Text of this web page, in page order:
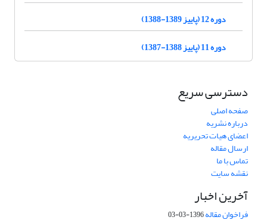
دوره 12 (پاییز 1389-1388)
دوره 11 (پاییز 1388-1387)
دسترسی سریع
صفحه اصلی
درباره نشریه
اعضای هیات تحریریه
ارسال مقاله
تماس با ما
نقشه سایت
آخرین اخبار
فراخوان مقاله1396-03-03